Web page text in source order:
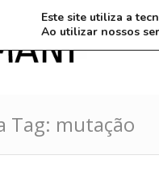
Tag: mutação
Este site utiliza a
Ao utilizar nossos